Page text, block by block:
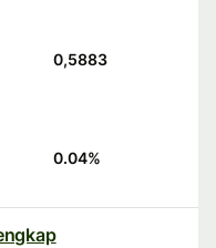
0,5883
0.04%